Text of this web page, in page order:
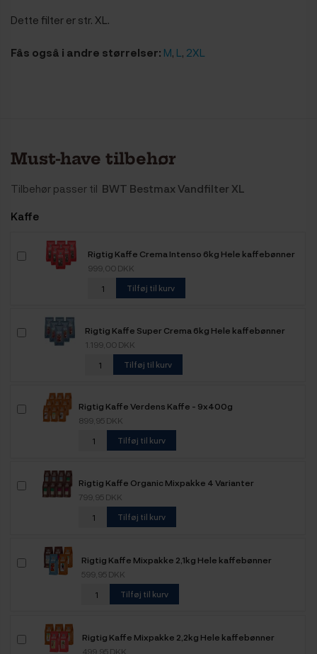
Dette filter er str. XL.
Fås også i andre størrelser: M, L , 2XL
Must-have tilbehør
Tilbehør passer til BWT Bestmax Vandfilter XL
Kaffe
Rigtig Kaffe Crema Intenso 6kg Hele kaffebønner
999,00 DKK
Tilføj til kurv
Rigtig Kaffe Super Crema 6kg Hele kaffebønner
1.199,00 DKK
Tilføj til kurv
Rigtig Kaffe Verdens Kaffe - 9x400g
899,95 DKK
Tilføj til kurv
Rigtig Kaffe Organic Mixpakke 4 Varianter
799,95 DKK
Tilføj til kurv
Rigtig Kaffe Mixpakke 2,1kg Hele kaffebønner
599,95 DKK
Tilføj til kurv
Rigtig Kaffe Mixpakke 2,2kg Hele kaffebønner
499,95 DKK